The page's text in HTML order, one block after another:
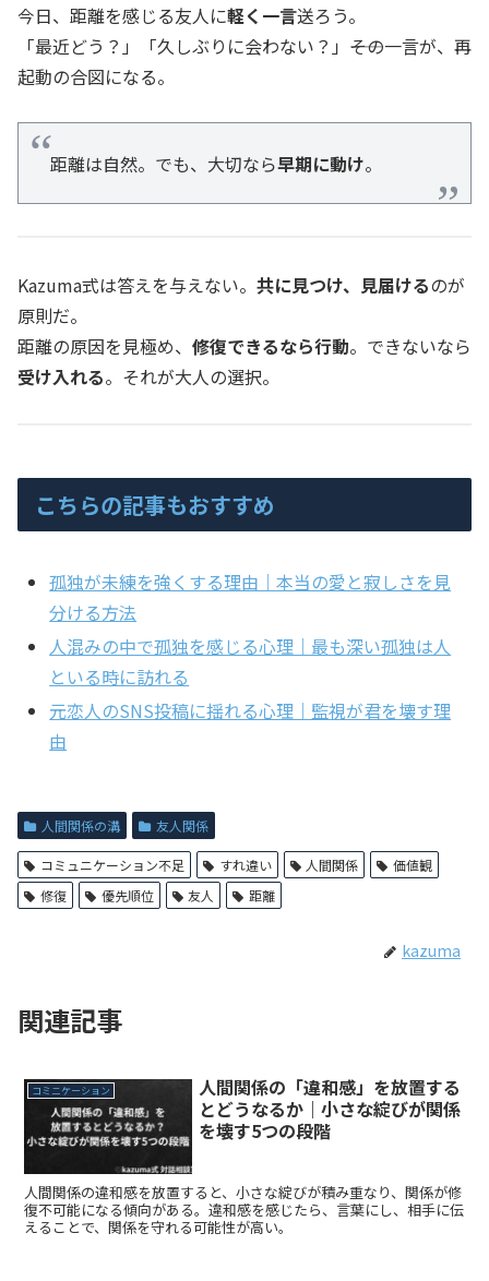
今日、距離を感じる友人に軽く一言送ろう。
「最近どう？」「久しぶりに会わない？」――その一言が、再
起動の合図になる。
距離は自然。でも、大切なら早期に動け。
Kazuma式は答えを与えない。 共に見つけ、見届けるのが
原則だ。
距離の原因を見極め、 修復できるなら行動。できないなら
受け入れる。それが大人の選択。
こちらの記事もおすすめ
孤独が未練を強くする理由｜本当の愛と寂しさを見
分ける方法
人混みの中で孤独を感じる心理｜最も深い孤独は人
といる時に訪れる
元恋人のSNS投稿に揺れる心理｜監視が君を壊す理
由
人間関係の溝 友人関係
コミュニケーション不足 すれ違い 人間関係
価値観
修復
優先順位 友人 距離
kazuma
関連記事
コミニケーション
人間関係の「違和感」を放置する
とどうなるか｜小さな綻びが関係
を壊す5つの段階
人間関係の違和感を放置すると、小さな綻びが積み重なり、関係が修
復不可能になる傾向がある。違和感を感じたら、言葉にし、相手に伝
えることで、関係を守れる可能性が高い。